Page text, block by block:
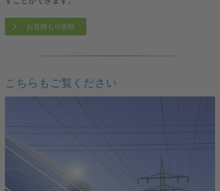
お見積もり依頼
こちらもご覧ください